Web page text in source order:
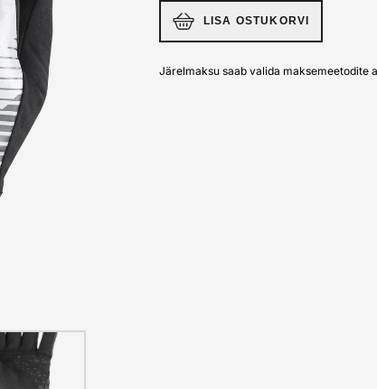
LISA OSTUKORVI
Järelmaksu saab valida maksemeetodite